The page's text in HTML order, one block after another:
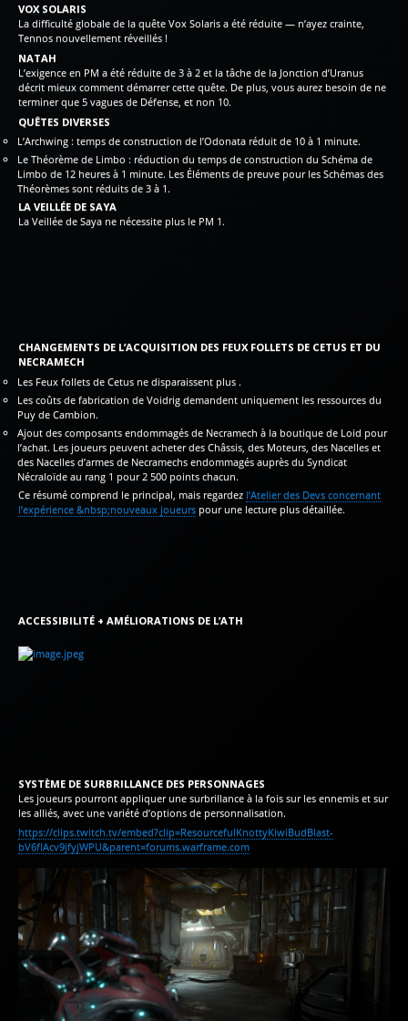
VOX SOLARIS
La difficulté globale de la quête Vox Solaris a été réduite — n’ayez crainte,
Tennos nouvellement réveillés !
NATAH
L’exigence en PM a été réduite de 3 à 2 et la tâche de la Jonction d’Uranus
décrit mieux comment démarrer cette quête. De plus, vous aurez besoin de ne
terminer que 5 vagues de Défense, et non 10.
QUÊTES DIVERSES
L’Archwing : temps de construction de l’Odonata réduit de 10 à 1 minute.
Le Théorème de Limbo : réduction du temps de construction du Schéma de
Limbo de 12 heures à 1 minute. Les Éléments de preuve pour les Schémas des
Théorèmes sont réduits de 3 à 1.
LA VEILLÉE DE SAYA
La Veillée de Saya ne nécessite plus le PM 1.
CHANGEMENTS DE L’ACQUISITION DES FEUX FOLLETS DE CETUS ET DU
NECRAMECH
Les Feux follets de Cetus ne disparaissent plus .
Les coûts de fabrication de Voidrig demandent uniquement les ressources du
Puy de Cambion.
Ajout des composants endommagés de Necramech à la boutique de Loid pour
l’achat. Les joueurs peuvent acheter des Châssis, des Moteurs, des Nacelles et
des Nacelles d’armes de Necramechs endommagés auprès du Syndicat
Nécraloïde au rang 1 pour 2 500 points chacun.
Ce résumé comprend le principal, mais regardez l’Atelier des Devs concernant
l’expérience &nbsp;nouveaux joueurs pour une lecture plus détaillée.
ACCESSIBILITÉ + AMÉLIORATIONS DE L’ATH
SYSTÈME DE SURBRILLANCE DES PERSONNAGES
Les joueurs pourront appliquer une surbrillance à la fois sur les ennemis et sur
les alliés, avec une variété d’options de personnalisation.
https://clips.twitch.tv/embed?clip=ResourcefulKnottyKiwiBudBlast-
bV6fIAcv9jfyjWPU&parent=forums.warframe.com